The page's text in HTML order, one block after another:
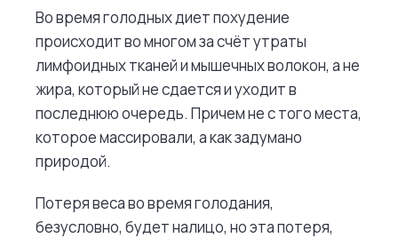
Во время голодных диет похудение
происходит во многом за счёт утраты
лимфоидных тканей и мышечных волокон, а не
жира, который не сдается и уходит в
последнюю очередь. Причем не с того места,
которое массировали, а как задумано
природой.
Потеря веса во время голодания,
безусловно, будет налицо, но эта потеря,